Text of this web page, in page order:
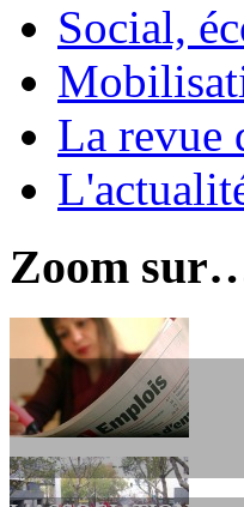
Social,
La revue
Zoom